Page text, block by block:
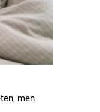
Etiam est nibh, lobortis sit
Praesent euismod ac
mollis pellentesque tortor
varius natoque dolor
men